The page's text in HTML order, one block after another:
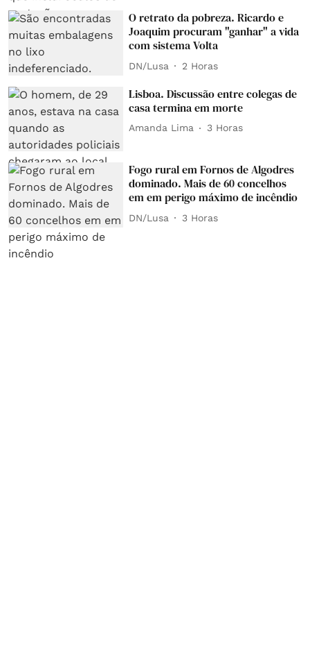
O retrato da pobreza. Ricardo e
Joaquim procuram "ganhar" a vida
com sistema Volta
DN/Lusa 2 Horas
Lisboa. Discussão entre colegas de
casa termina em morte
Amanda Lima 3 Horas
Fogo rural em Fornos de Algodres
dominado. Mais de 60 concelhos
em em perigo máximo de incêndio
DN/Lusa 3 Horas